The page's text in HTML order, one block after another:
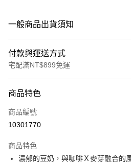
一般商品出貨須知
付款與運送方式
宅配滿NT$899免運
信用卡一次付款
LINE Pay
街口支付
商品特色
商品編號
10301770
商品特色
濃郁的豆奶，與咖啡Ｘ麥芽融合的